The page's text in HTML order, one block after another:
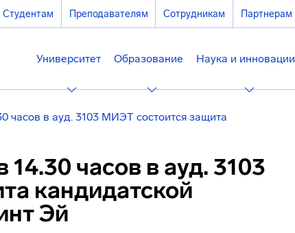
Студентам Преподавателям Сотрудникам Партнерам
Университет Образование Наука и инновации
часов в ауд. 3103 МИЭТ состоится защита
14.30 часов в ауд. 3103
кандидатской
Эй